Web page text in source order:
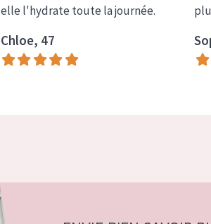
elle l'hydrate toute la journée.
Chloe, 47